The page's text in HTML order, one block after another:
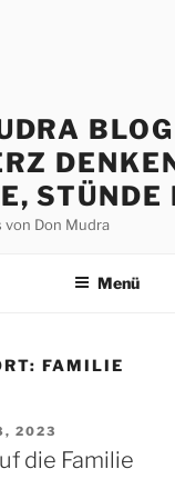
STÜNDE
von Don Mudra
Menü
FAMILIE
2023
die Familie